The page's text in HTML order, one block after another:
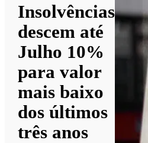
Insolvências
descem até
Julho 10%
para valor
mais baixo
dos últimos
três anos